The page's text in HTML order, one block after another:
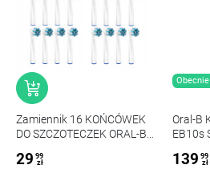
Zamiennik 16 KOŃCÓWEK
DO SZCZOTECZEK ORAL-B
29 99
zł
Oral-B
EB10s
139 99
zł